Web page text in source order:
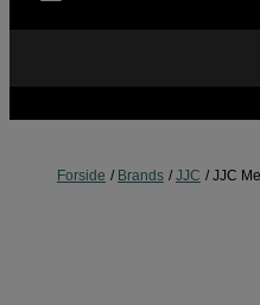
Forside Brands JJC JJC